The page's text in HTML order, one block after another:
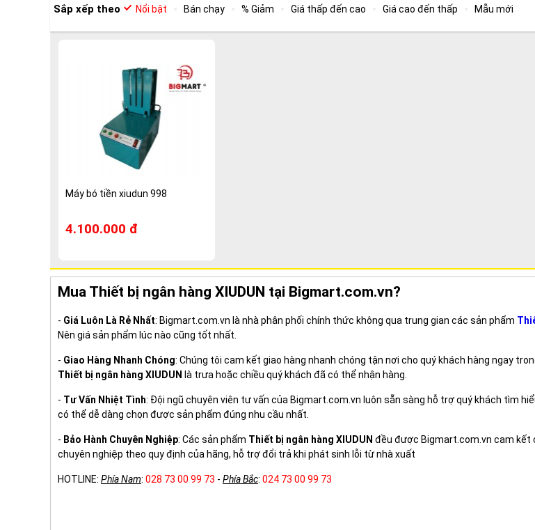
Sắp xếp theo Nổi bật Bán chạy % Giảm Giá thấp đến cao Giá cao đến thấp Mẫu mới
Máy bó tiền xiudun 998
4.100.000 đ
Mua Thiết bị ngân hàng XIUDUN tại Bigmart.com.vn?
- Giá Luôn Là Rẻ Nhất: Bigmart.com.vn là nhà phân phối chính thức không qua trung gian các sản phẩm
Nên giá sản phẩm lúc nào cũng tốt nhất.
- Giao Hàng Nhanh Chóng: Chúng tôi cam kết giao hàng nhanh chóng tận nơi cho quý khách hàng ngay
Thiết bị ngân hàng XIUDUN là trưa hoặc chiều quý khách đã có thể nhận hàng.
- Tư Vấn Nhiệt Tình: Đội ngũ chuyên viên tư vấn của Bigmart.com.vn luôn sẵn sàng hỗ trợ quý khách tìm
có thể dễ dàng chọn được sản phẩm đúng nhu cầu nhất.
- Bảo Hành Chuyên Nghiệp: Các sản phẩm Thiết bị ngân hàng XIUDUN đều được Bigmart.com.vn cam kết
chuyên nghiệp theo quy định của hãng, hỗ trợ đổi trả khi phát sinh lỗi từ nhà xuất
HOTLINE: Phía Nam: 028 73 00 99 73 - Phía Bắc: 024 73 00 99 73